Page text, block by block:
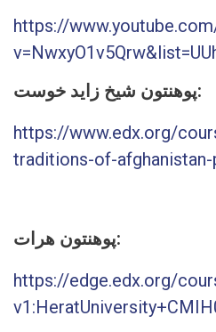
https://
پوهنتون شیخ زاید خوست:
https://www.edx.org/
traditions-of-afghanistan-
پوهنتون هرات:
https://edge.edx.org/